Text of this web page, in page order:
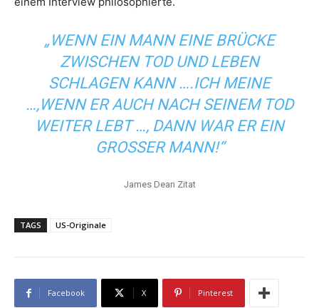
„WENN EIN MANN EINE BRÜCKE
ZWISCHEN TOD UND LEBEN
SCHLAGEN KANN ….ICH MEINE
…,WENN ER AUCH NACH SEINEM TOD
WEITER LEBT …, DANN WAR ER EIN
GROSSER MANN!“
James Dean Zitat
TAGS US-Originale
Facebook X Pinterest